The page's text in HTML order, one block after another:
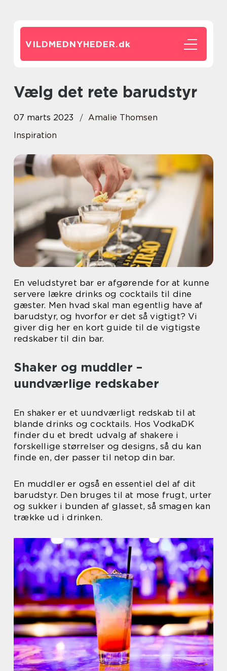
VILDMEDNYHEDER.dk
Vælg det rete barudstyr
07 marts 2023
Amalie Thomsen
Inspiration
En veludstyret bar er afgørende for at kunne
servere lækre drinks og cocktails til dine
gæster. Men hvad skal man egentlig have af
barudstyr, og hvorfor er det så vigtigt? Vi
giver dig her en kort guide til de vigtigste
redskaber til din bar.
Shaker og muddler –
uundværlige redskaber
En shaker er et uundværligt redskab til at
blande drinks og cocktails. Hos VodkaDK
finder du et bredt udvalg af shakere i
forskellige størrelser og designs, så du kan
finde en, der passer til netop din bar.
En muddler er også en essentiel del af dit
barudstyr. Den bruges til at mose frugt, urter
og sukker i bunden af glasset, så smagen kan
trække ud i drinken.